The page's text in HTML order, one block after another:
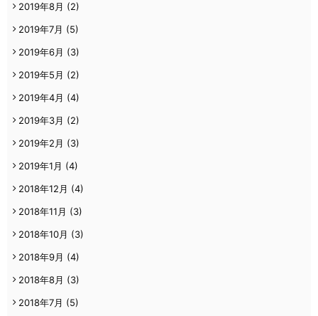
2019年8月 (2)
2019年7月 (5)
2019年6月 (3)
2019年5月 (2)
2019年4月 (4)
2019年3月 (2)
2019年2月 (3)
2019年1月 (4)
2018年12月 (4)
2018年11月 (3)
2018年10月 (3)
2018年9月 (4)
2018年8月 (3)
2018年7月 (5)